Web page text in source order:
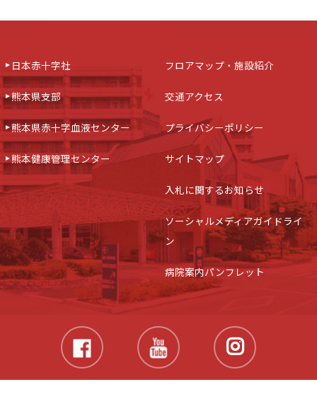
日本赤十字社
熊本県支部
熊本県赤十字血液センター
熊本健康管理センター
フロアマップ・施設紹介
交通アクセス
プライバシーポリシー
サイトマップ
入札に関するお知らせ
ソーシャルメディアガイドライ
ン
病院案内パンフレット